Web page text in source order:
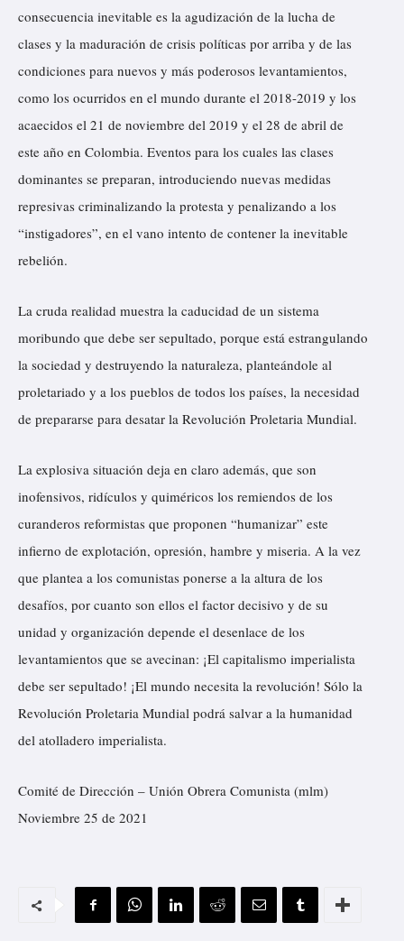
consecuencia inevitable es la agudización de la lucha de
clases y la maduración de crisis políticas por arriba y de las
condiciones para nuevos y más poderosos levantamientos,
como los ocurridos en el mundo durante el 2018-2019 y los
acaecidos el 21 de noviembre del 2019 y el 28 de abril de
este año en Colombia. Eventos para los cuales las clases
dominantes se preparan, introduciendo nuevas medidas
represivas criminalizando la protesta y penalizando a los
“instigadores”, en el vano intento de contener la inevitable
rebelión.
La cruda realidad muestra la caducidad de un sistema
moribundo que debe ser sepultado, porque está estrangulando
la sociedad y destruyendo la naturaleza, planteándole al
proletariado y a los pueblos de todos los países, la necesidad
de prepararse para desatar la Revolución Proletaria Mundial.
La explosiva situación deja en claro además, que son
inofensivos, ridículos y quiméricos los remiendos de los
curanderos reformistas que proponen “humanizar” este
infierno de explotación, opresión, hambre y miseria. A la vez
que plantea a los comunistas ponerse a la altura de los
desafíos, por cuanto son ellos el factor decisivo y de su
unidad y organización depende el desenlace de los
levantamientos que se avecinan: ¡El capitalismo imperialista
debe ser sepultado! ¡El mundo necesita la revolución! Sólo la
Revolución Proletaria Mundial podrá salvar a la humanidad
del atolladero imperialista.
Comité de Dirección – Unión Obrera Comunista (mlm)
Noviembre 25 de 2021